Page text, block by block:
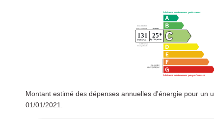
Montant estimé des dépenses annuelles d'énergie pour
01/01/2021.